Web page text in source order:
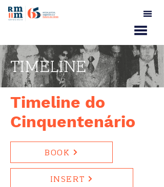
TIMELINE
Timeline do
Cinquentenário
BOOK
INSERT